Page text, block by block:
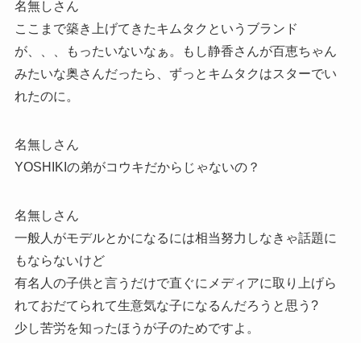
名無しさん
ここまで築き上げてきたキムタクというブランド
が、、、もったいないなぁ。もし静香さんが百恵ちゃん
みたいな奥さんだったら、ずっとキムタクはスターでい
れたのに。
名無しさん
YOSHIKIの弟がコウキだからじゃないの？
名無しさん
一般人がモデルとかになるには相当努力しなきゃ話題に
もならないけど
有名人の子供と言うだけで直ぐにメディアに取り上げら
れておだてられて生意気な子になるんだろうと思う?
少し苦労を知ったほうが子のためですよ。